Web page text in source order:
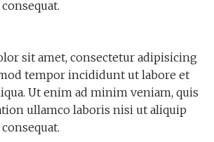
sit amet, consectetur adipisicing
tempor incididunt ut labore et
Ut enim ad minim veniam, quis
ullamco laboris nisi ut aliquip